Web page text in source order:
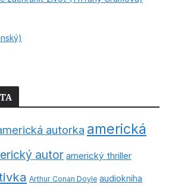
autorka americká
autor americký thriller
Arthur Conan Doyle audiokniha